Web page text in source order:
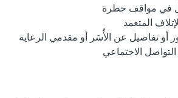
في مواقف خطرة
المتعمد
أو تفاصيل عن الأُسَر أو مقدمي الرعاية
الاجتماعي